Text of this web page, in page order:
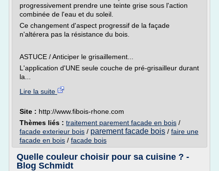
progressivement prendre une teinte grise sous l'action
combinée de l'eau et du soleil.
Ce changement d'aspect progressif de la façade
n'altérera pas la résistance du bois.
ASTUCE / Anticiper le grisaillement...
L'application d'UNE seule couche de pré-grisailleur durant
la...
Lire la suite
Site : http://www.fibois-rhone.com
Thèmes liés : traitement parement facade en bois /
facade exterieur bois / parement facade bois / faire une
facade en bois / facade bois
Quelle couleur choisir pour sa cuisine ? -
Blog Schmidt